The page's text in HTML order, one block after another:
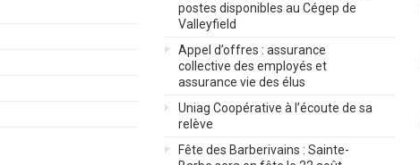
postes disponibles au Cégep de
Valleyfield
Appel d’offres : assurance
collective des employés et
assurance vie des élus
Uniag Coopérative à l’écoute de sa
relève
Fête des Barberivains : Sainte-